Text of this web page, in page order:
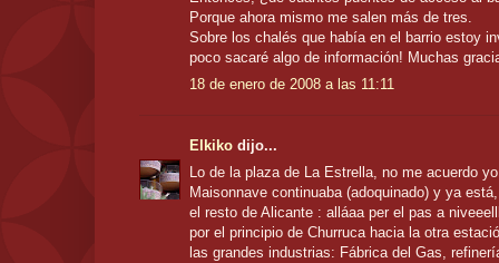
Porque ahora mismo me salen más de tres.
Sobre los chalés que había en el barrio estoy
poco sacaré algo de información! Muchas
18 de enero de 2008 a las 11:11
Elkiko dijo...
Lo de la plaza de La Estrella, no me acuerdo
Maisonnave continuaba (adoquinado) y ya
el resto de Alicante : alláaa per el pas a
por el principio de Churruca hacia la otra
las grandes industrias: Fábrica del Gas,